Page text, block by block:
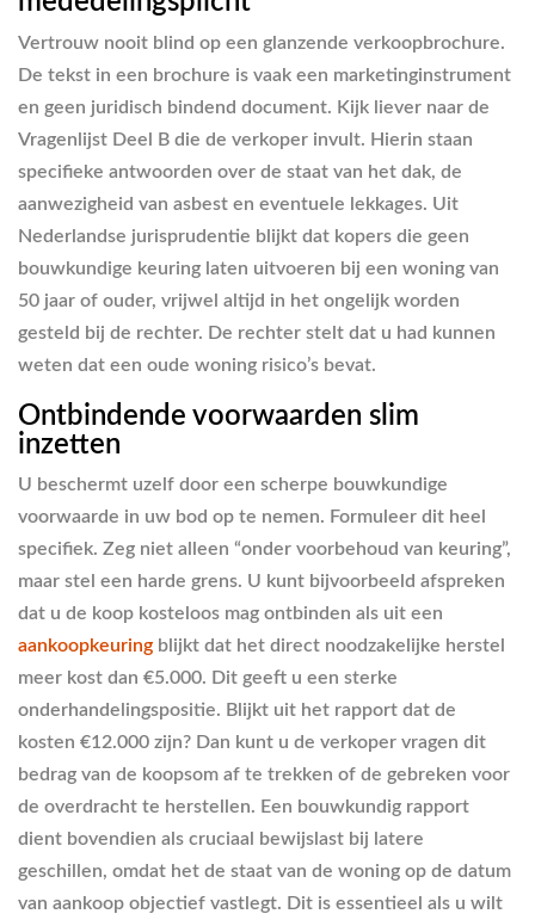
Vertrouw nooit blind op een glanzende verkoopbrochure.
De tekst in een brochure is vaak een marketinginstrument
en geen juridisch bindend document. Kijk liever naar de
Vragenlijst Deel B die de verkoper invult. Hierin staan
specifieke antwoorden over de staat van het dak, de
aanwezigheid van asbest en eventuele lekkages. Uit
Nederlandse jurisprudentie blijkt dat kopers die geen
bouwkundige keuring laten uitvoeren bij een woning van
50 jaar of ouder, vrijwel altijd in het ongelijk worden
gesteld bij de rechter. De rechter stelt dat u had kunnen
weten dat een oude woning risico’s bevat.
Ontbindende voorwaarden slim
inzetten
U beschermt uzelf door een scherpe bouwkundige
voorwaarde in uw bod op te nemen. Formuleer dit heel
specifiek. Zeg niet alleen “onder voorbehoud van keuring”,
maar stel een harde grens. U kunt bijvoorbeeld afspreken
dat u de koop kosteloos mag ontbinden als uit een
aankoopkeuring blijkt dat het direct noodzakelijke herstel
meer kost dan €5.000. Dit geeft u een sterke
onderhandelingspositie. Blijkt uit het rapport dat de
kosten €12.000 zijn? Dan kunt u de verkoper vragen dit
bedrag van de koopsom af te trekken of de gebreken voor
de overdracht te herstellen. Een bouwkundig rapport
dient bovendien als cruciaal bewijslast bij latere
geschillen, omdat het de staat van de woning op de datum
van aankoop objectief vastlegt. Dit is essentieel als u wilt